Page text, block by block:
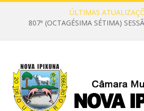
ÚLTIMAS
807ª (OCTAGÉSIMA SÉTIMA)